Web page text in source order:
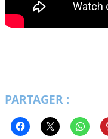
PARTAGER :